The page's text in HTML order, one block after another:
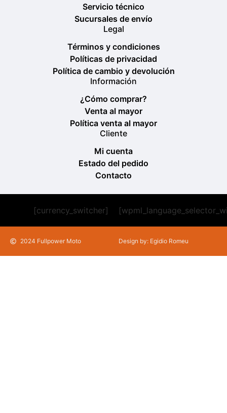
Servicio técnico
Sucursales de envío
Legal
Términos y condiciones
Políticas de privacidad
Política de cambio y devolución
Información
¿Cómo comprar?
Venta al mayor
Política venta al mayor
Cliente
Mi cuenta
Estado del pedido
Contacto
[currency_switcher]
2024 Fullpower Moto Design by: Egidio Romeu